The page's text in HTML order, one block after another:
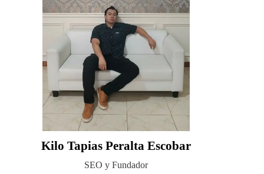
Kilo Tapias Peralta Escobar
SEO y Fundador